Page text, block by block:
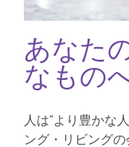
あなた
なもの
人は“より豊かな
ング・リビング